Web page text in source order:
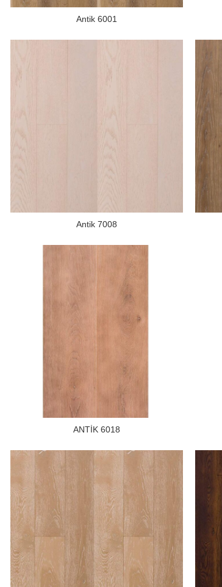
Antik 6001
Antik 7008
ANTİK 6018